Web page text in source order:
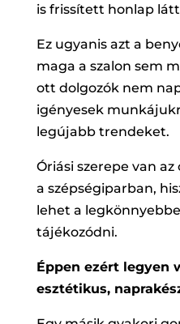
is frissített honlap
Ez ugyanis azt a
maga a szalon sem
ott dolgozók nem
igényesek
legújabb trendeket.
Óriási szerepe van
a szépségiparban,
lehet a
tájékozódni.
Éppen ezért legyen
esztétikus,